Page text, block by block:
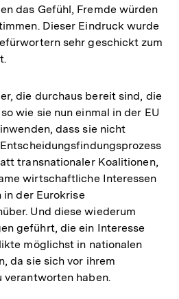
das Gefühl, Fremde würden
Dieser Eindruck wurde
sehr geschickt zum
die durchaus bereit sind, die
wie sie nun einmal in der EU
dass sie nicht
transnationaler Koalitionen,
wirtschaftliche Interessen
der Eurokrise
Und diese wiederum
geführt, die ein Interesse
möglichst in nationalen
da sie sich vor ihrem
verantworten haben.